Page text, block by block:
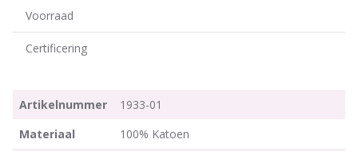
Voorraad
Certificering
Artikelnummer
1933-01
Materiaal
100% Katoen